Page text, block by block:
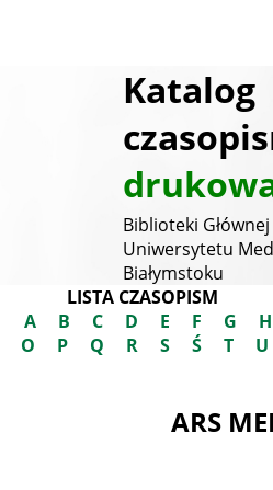
Katalog
Biblioteki Głównej
Uniwersytetu
Białymstoku
LISTA CZASOPISM
A
B C D E F G H
O
P Q R S Ś T U
ARS